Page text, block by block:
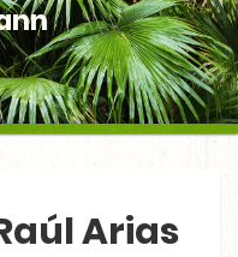
Arias